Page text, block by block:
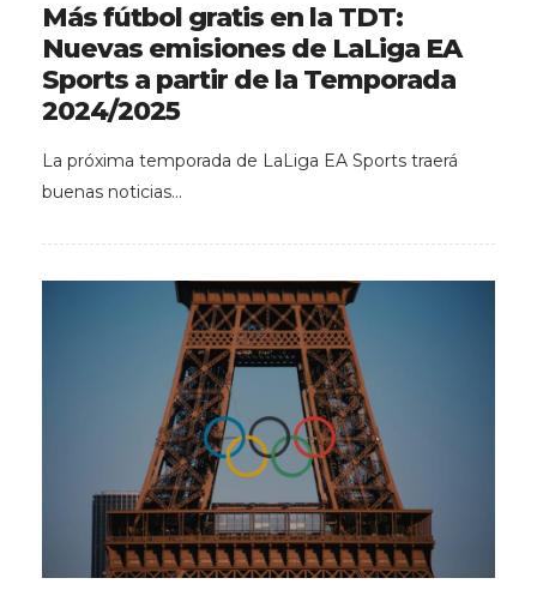
Más fútbol gratis en la TDT:
Nuevas emisiones de LaLiga EA
Sports a partir de la Temporada
2024/2025
La próxima temporada de LaLiga EA Sports traerá
buenas noticias…